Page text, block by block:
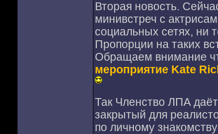
Вторая новость.
минивстреч с
социальных сетях, ни
Пропорции на таких
Обращаем внимание
мероприятие Kate
Так Членство ЛПА
закрытый для
по личному